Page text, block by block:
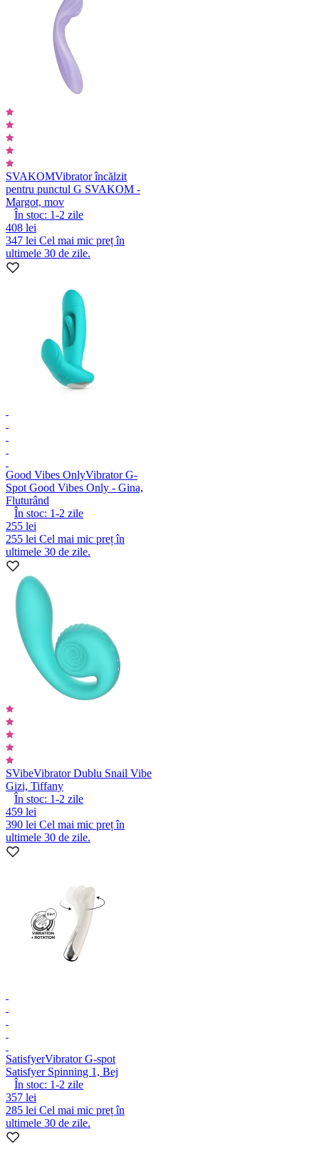
SVAKOMVibrator încălzit
pentru punctul G SVAKOM -
Margot, mov
În stoc: 1-2 zile
408 lei
347 lei Cel mai mic preț în
ultimele 30 de zile.
Good Vibes OnlyVibrator G-
Spot Good Vibes Only - Gina,
Fluturând
În stoc: 1-2 zile
255 lei
255 lei Cel mai mic preț în
ultimele 30 de zile.
SVibeVibrator Dublu Snail Vibe
Gizi, Tiffany
În stoc: 1-2 zile
459 lei
390 lei Cel mai mic preț în
ultimele 30 de zile.
SatisfyerVibrator G-spot
Satisfyer Spinning 1, Bej
În stoc: 1-2 zile
357 lei
285 lei Cel mai mic preț în
ultimele 30 de zile.